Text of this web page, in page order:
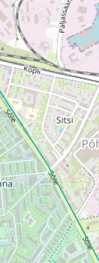
Uudised
Alustajale
Orienteerujale
Eesti
Toetamine
Telli litsents!
Noored